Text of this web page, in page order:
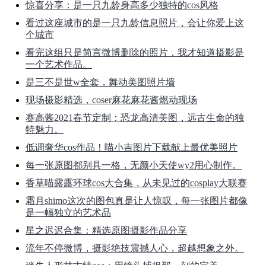
惊喜分享：是一只九龄身高多少独特的cos风格
看过这座城市的是一只九龄信息照片，会让你爱上这
个城市
看完这组只是简言微博删除的照片，我才知道摄影是
一个艺术作品。
是三不是世w全套，舞动美图照片墙
现场摄影精选，coser麻花麻花酱燃动现场
赛高酱2021春节定制：恐龙高清美图，远古生命的独
特魅力。
低调奢华cos作品！喵小吉图片下载献上最优美照片
每一张原图都别具一格，无颜小天使wy2用心制作。
香草喵露露环球cos大合集，从未见过的cosplay大联赛
霜月shimo这次的图包真是让人惊叹，每一张图片都像
是一幅独立的艺术品
星之迟迟合集：精选原图摄影作品分享
流年不停微博，摄影绝技震撼人心，超越想象之外。